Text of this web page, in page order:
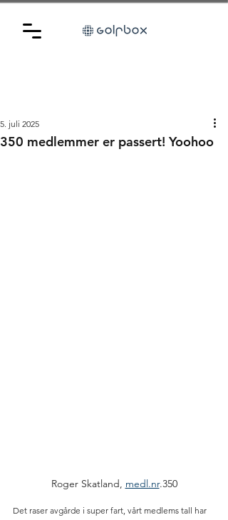
350 medlemmer er passert! Yoohoo
5. juli 2025
Roger Skatland, medl.nr.350
Det raser avgårde i super fart, vårt medlems tall har